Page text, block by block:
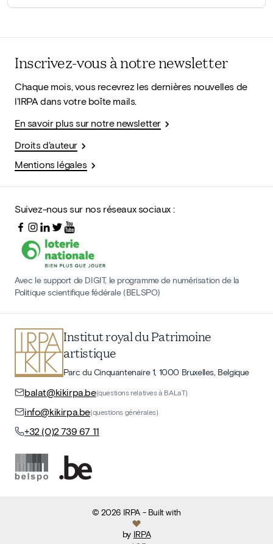
Inscrivez-vous à notre newsletter
Chaque mois, vous recevrez les dernières nouvelles de
l'IRPA dans votre boîte mails.
En savoir plus sur notre newsletter
Droits d'auteur
Mentions légales
Suivez-nous sur nos réseaux sociaux :
Avec le support de DIGIT, le programme de numérisation de la
Politique scientifique fédérale (BELSPO)
Institut royal du Patrimoine
artistique
Parc du Cinquantenaire 1, 1000 Bruxelles, Belgique
balat@kikirpa.be(questions relatives à BALaT)
info@kikirpa.be(questions générales)
+32 (0)2 739 67 11
©2026 IRPA- Built with
by IRPA